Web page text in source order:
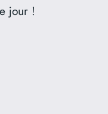
jour !